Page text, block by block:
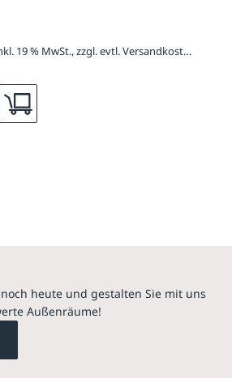
1.507,73 € / Stück inkl. 19 % MwSt., zzgl. evtl. Versandkosten
heute und gestalten Sie mit uns
Außenräume!